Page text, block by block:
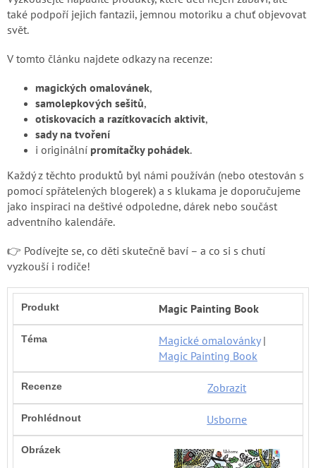
Ke
stažení
Blog
Přihlášení
také podpoří jejich fantazii, jemnou motoriku a chuť objevovat
svět.
V tomto článku najdete odkazy na recenze:
magických omalovánek,
samolepkových sešitů,
otiskovacích a razítkovacích aktivit,
sady na tvoření
i originální promítačky pohádek.
Každý z těchto produktů byl námi používán (nebo otestován s
pomocí spřátelených blogerek) a s klukama je doporučujeme
jako inspiraci na deštivé odpoledne, dárek nebo součást
adventního kalendáře.
👉 Podívejte se, co děti skutečně baví – a co si s chutí
vyzkouší i rodiče!
Magic Painting Book
Magické omalovánky|
Magic Painting Book
Zobrazit
Usborne